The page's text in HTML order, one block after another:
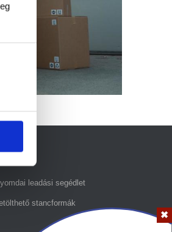
leadási segédlet
stancformák